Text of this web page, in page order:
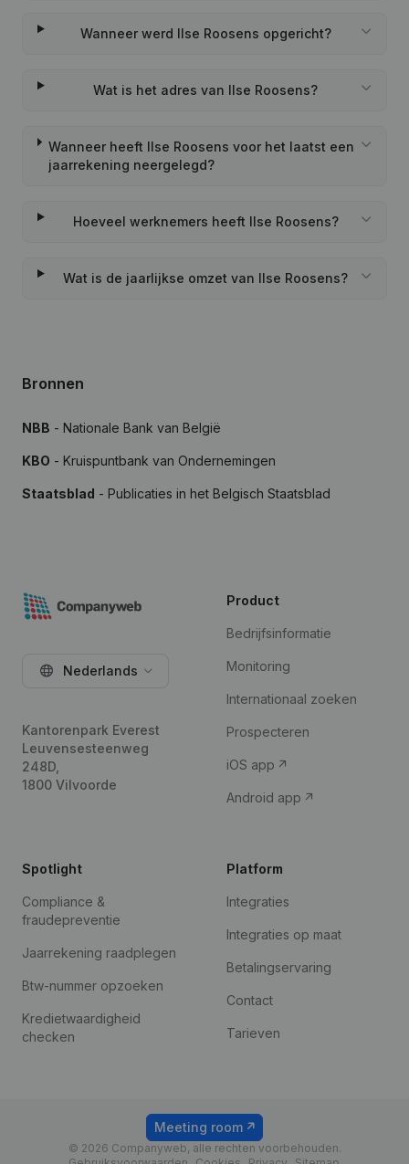
Wanneer werd Ilse Roosens opgericht?
Wat is het adres van Ilse Roosens?
Wanneer heeft Ilse Roosens voor het laatst een
jaarrekening neergelegd?
Hoeveel werknemers heeft Ilse Roosens?
Wat is de jaarlijkse omzet van Ilse Roosens?
Bronnen
NBB - Nationale Bank van België
KBO - Kruispuntbank van Ondernemingen
Staatsblad - Publicaties in het Belgisch Staatsblad
Nederlands
Kantorenpark Everest
Leuvensesteenweg
248D,
1800 Vilvoorde
Product
Bedrijfsinformatie
Monitoring
Internationaal zoeken
Prospecteren
iOS app
Android app
Spotlight
Compliance &
fraudepreventie
Jaarrekening raadplegen
Btw-nummer opzoeken
Kredietwaardigheid
checken
Platform
Integraties
Integraties op maat
Betalingservaring
Contact
Tarieven
© 2026 Companyweb, alle rechten voorbehouden.
Meeting room